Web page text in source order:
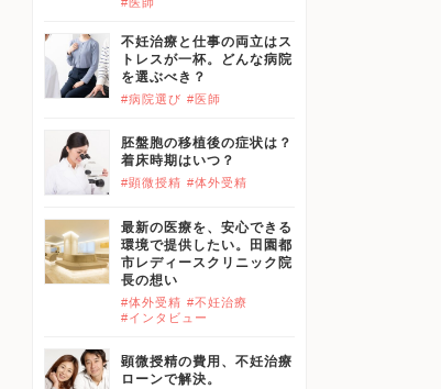
不妊治療と仕事の両立はス
トレスが一杯。どんな病院
を選ぶべき？
#病院選び #医師
胚盤胞の移植後の症状は？
着床時期はいつ？
#顕微授精 #体外受精
最新の医療を、安心できる
環境で提供したい。田園都
市レディースクリニック院
長の想い
#体外受精 #不妊治療
#インタビュー
顕微授精の費用、不妊治療
ローンで解決。